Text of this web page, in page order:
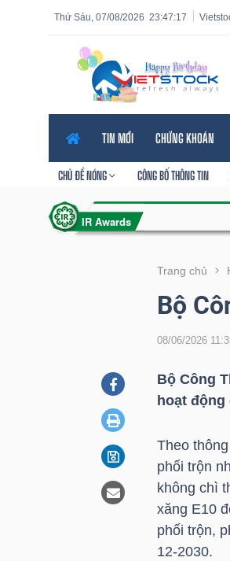
23:47:19
Thứ Sáu, 07/08/2026
TIN MỚI CHỨNG KHOÁN
CHỦ ĐỀ NÓNG CÔNG BỐ THÔNG TIN
Trang chủ
Bộ
08/06/2026
Bộ Công
hoạt
Theo
phối trộn
không chì
xăng E10
phối trộn,
12-2030.
Tính năng
năng
VIETSTOCK